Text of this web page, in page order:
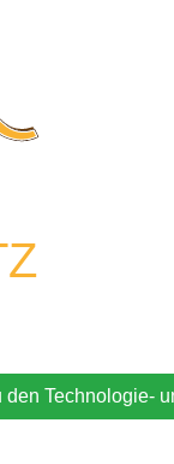
Technologie-